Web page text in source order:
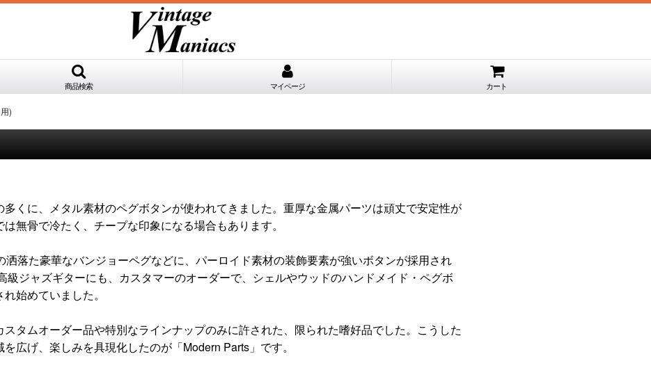
商品検索 マイページ カート
)
多くに、メタル素材のペグボタンが使われてきました。重厚な金属パーツは頑丈で安定性が
無骨で冷たく、チープな印象になる場合もあります。
洒落た豪華なバンジョーペグなどに、パーロイド素材の装飾要素が強いボタンが採用され
級ジャズギターにも、カスタマーのオーダーで、シェルやウッドのハンドメイド・ペグボ
始めていました。
スタムオーダー品や特別なラインナップのみに許された、限られた嗜好品でした。こうした
を広げ、楽しみを具現化したのが「Modern Parts」です。